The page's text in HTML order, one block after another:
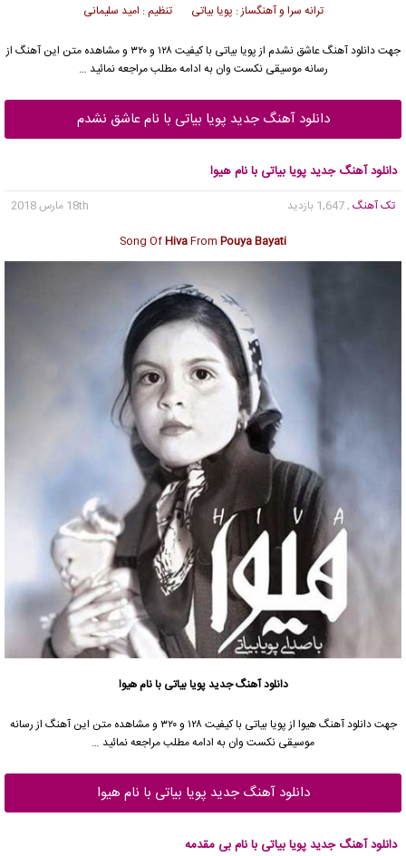
ترانه سرا و آهنگساز : پویا بیاتی تنظیم : امید سلیمانی
جهت دانلود آهنگ عاشق نشدم از پویا بیاتی
با کیفیت ۱۲۸ و ۳۲۰ و مشاهده متن این آهنگ از
رسانه موسیقی نکست وان به ادامه مطلب مراجعه نمائید …
دانلود آهنگ جدید پویا بیاتی با نام عاشق نشدم
دانلود آهنگ جدید پویا بیاتی با نام هیوا
تک آهنگ , 1,647 بازدید
18th مارس 2018
Song OfHivaFrom Pouya Bayati
دانلود آهنگ جدیدپویا بیاتی با نام هیوا
جهت دانلود آهنگ هیوا از پویا بیاتی
با کیفیت ۱۲۸ و ۳۲۰ و مشاهده متن این آهنگ از رسانه
موسیقی نکست وان به ادامه مطلب مراجعه نمائید …
دانلود آهنگ جدید پویا بیاتی با نام هیوا
دانلود آهنگ جدید پویا بیاتی با نام بی مقدمه